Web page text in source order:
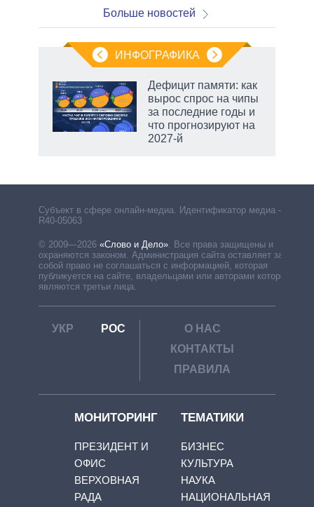
Больше новостей
ИНФОГРАФИКА
Дефицит памяти: как
вырос спрос на чипы
за последние годы и
что прогнозируют на
2027-й
Субъект в сфере онлайн-медиа. Идентификатор медиа –
R40-05063
© 2009—2026 «Слово и Дело». Все права защищены и
охраняются законом. Администрация сайта оставляет за
собой право не соглашаться с информацией, которая
публикуется на сайте, владельцами или авторами которой
являются третьи лица.
УКР РОС
О НАС
КОНТАКТЫ
ПРАВИЛА
МОНИТОРИНГ
ПРЕЗИДЕНТ И
ОФИС
ВЕРХОВНАЯ
РАДА
ТЕМАТИКИ
БИЗНЕС
КУЛЬТУРА
НАУКА
НАЦИОНАЛЬНАЯ